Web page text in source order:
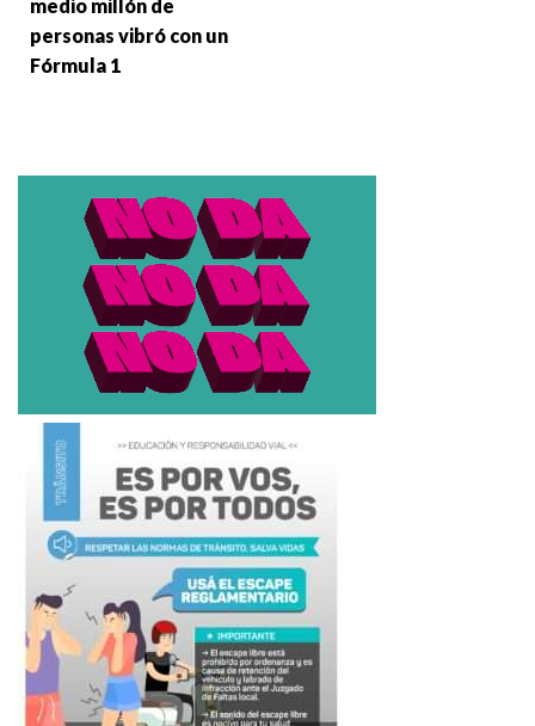
medio millón de
personas vibró con un
Fórmula 1